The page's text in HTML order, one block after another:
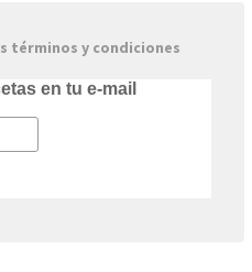
términos y condiciones
en tu e-mail